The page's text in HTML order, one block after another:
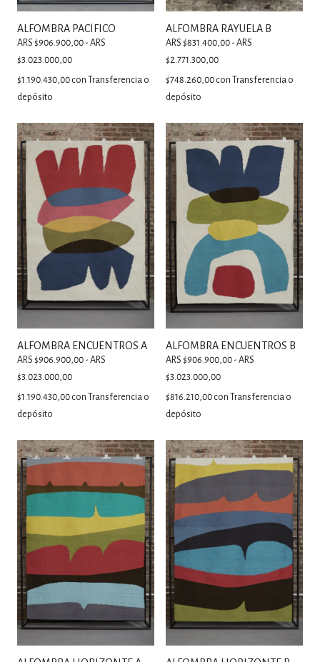
ALFOMBRA PACÍFICO
ARS $906.900,00 - ARS
$3.023.000,00
$1.190.430,00 con
Transferencia o
depósito
ALFOMBRA RAYUELA B
ARS $831.400,00 - ARS
$2.771.300,00
$748.260,00 con
Transferencia o
depósito
ALFOMBRA ENCUENTROS A
ARS $906.900,00 - ARS
$3.023.000,00
$1.190.430,00 con
Transferencia o
depósito
ALFOMBRA ENCUENTROS B
ARS $906.900,00 - ARS
$3.023.000,00
$816.210,00 con
Transferencia o
depósito